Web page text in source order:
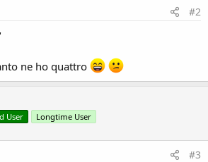
#2
ne ho quattro
User Longtime User
#3